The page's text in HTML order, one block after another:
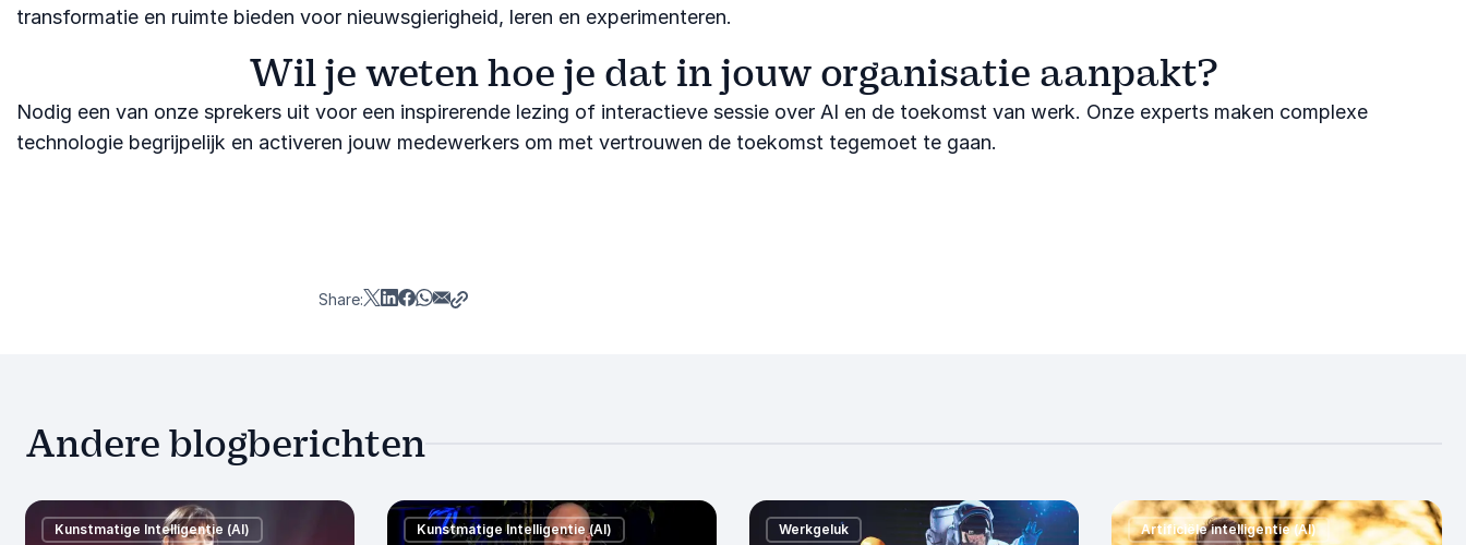
transformatie en ruimte bieden voor nieuwsgierigheid, leren en experimenteren.
Wil je weten hoe je dat in jouw organisatie aanpakt?
Nodig een van onze sprekers uit voor een inspirerende lezing of interactieve sessie over AI en de toekomst van werk. Onze experts maken complexe
technologie begrijpelijk en activeren jouw medewerkers om met vertrouwen de toekomst tegemoet te gaan.
Share:
Andere blogberichten
Kunstmatige Intelligentie (AI) Kunstmatige Intelligentie (AI) Werkgeluk Artificiële intelligentie (AI)